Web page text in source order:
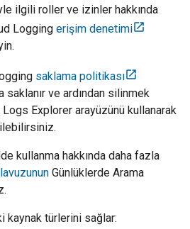
ilgili roller ve izinler hakkında
Logging erişim denetimi
saklama politikası
saklanır ve ardından silinmek
Logs Explorer arayüzünü kullanarak
kullanma hakkında daha fazla
Günlüklerde Arama
kaynak türlerini sağlar: